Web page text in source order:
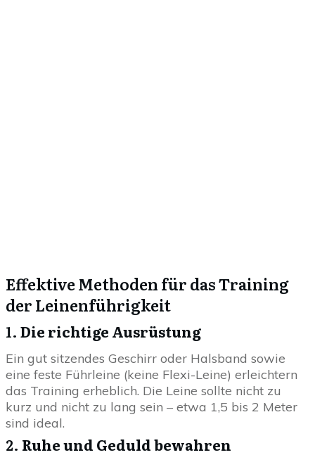
Effektive Methoden für das Training
der Leinenführigkeit
1. Die richtige Ausrüstung
Ein gut sitzendes Geschirr oder Halsband sowie
eine feste Führleine (keine Flexi-Leine) erleichtern
das Training erheblich. Die Leine sollte nicht zu
kurz und nicht zu lang sein – etwa 1,5 bis 2 Meter
sind ideal.
2. Ruhe und Geduld bewahren